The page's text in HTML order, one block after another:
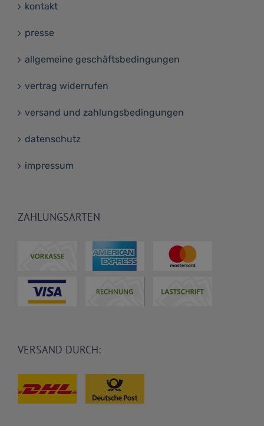
kontakt
presse
allgemeine geschäftsbedingungen
vertrag widerrufen
versand und zahlungsbedingungen
datenschutz
impressum
ZAHLUNGSARTEN
VERSAND DURCH: